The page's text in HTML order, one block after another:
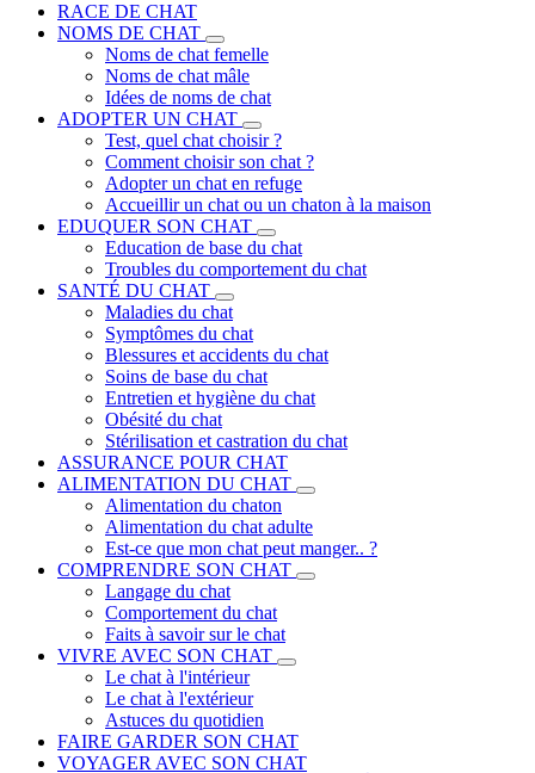
RACE DE CHAT
NOMS DE CHAT
Noms de chat femelle
Noms de chat mâle
Idées de noms de chat
ADOPTER UN CHAT
Test, quel chat choisir ?
Comment choisir son chat ?
Adopter un chat en refuge
Accueillir un chat ou un chaton à la maison
EDUQUER SON CHAT
Education de base du chat
Troubles du comportement du chat
SANTÉ DU CHAT
Maladies du chat
Symptômes du chat
Blessures et accidents du chat
Soins de base du chat
Entretien et hygiène du chat
Obésité du chat
Stérilisation et castration du chat
ASSURANCE POUR CHAT
ALIMENTATION DU CHAT
Alimentation du chaton
Alimentation du chat adulte
Est-ce que mon chat peut manger.. ?
COMPRENDRE SON CHAT
Langage du chat
Comportement du chat
Faits à savoir sur le chat
VIVRE AVEC SON CHAT
Le chat à l'intérieur
Le chat à l'extérieur
Astuces du quotidien
FAIRE GARDER SON CHAT
VOYAGER AVEC SON CHAT